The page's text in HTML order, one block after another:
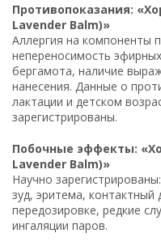
Противопоказания:
Lavender Balm)»
Аллергия на компоненты
непереносимость
бергамота, наличие
нанесения. Данные о
лактации и детском
зарегистрированы.
Побочные эффекты:
Lavender Balm)»
Научно
зуд, эритема,
передозировке, редкие
ингаляции паров.